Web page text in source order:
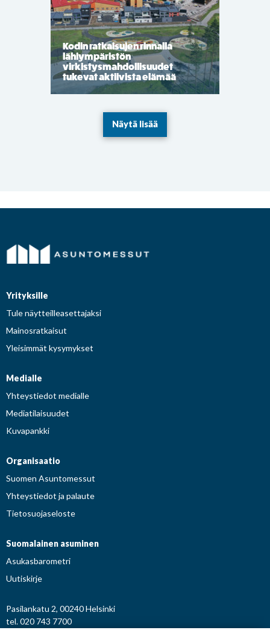
Kodin ratkaisujen rinnalla
lähiympäristön
virkistysmahdollisuudet
tukevat aktiivista elämää
Näytä lisää
Yrityksille
Tule näytteilleasettajaksi
Mainosratkaisut
Yleisimmät kysymykset
Medialle
Yhteystiedot medialle
Mediatilaisuudet
Kuvapankki
Organisaatio
Suomen Asuntomessut
Yhteystiedot ja palaute
Tietosuojaseloste
Suomalainen asuminen
Asukasbarometri
Uutiskirje
Pasilankatu 2, 00240 Helsinki
tel. 020 743 7700